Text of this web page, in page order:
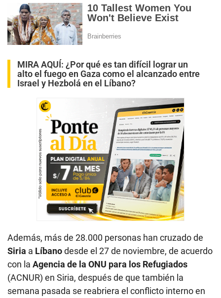
MIRA AQUÍ: ¿Por qué es tan difícil lograr un
alto el fuego en Gaza como el alcanzado entre
Israel y Hezbolá en el Líbano?
Además, más de 28.000 personas han cruzado de
Siria a Líbanodesde el 27 de noviembre, de acuerdo
con la Agencia de la ONU para los Refugiados
(ACNUR) en Siria, después de que también la
semana pasada se reabriera el conflicto interno en